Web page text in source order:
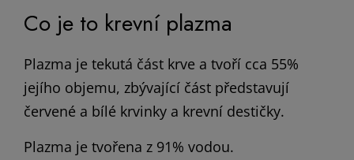
Co je to krevní plazma
Plazma je tekutá část krve a tvoří cca 55%
jejího objemu, zbývající část představují
červené a bílé krvinky a krevní destičky.
Plazma je tvořena z 91% vodou.